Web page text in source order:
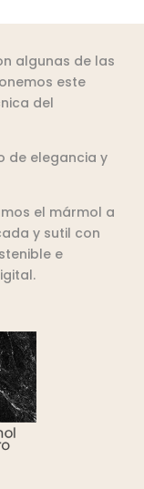
algunas de las
este
del
de elegancia y
el mármol a
y sutil con
e